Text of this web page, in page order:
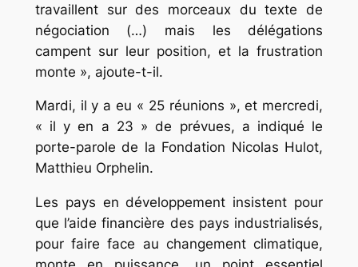
travaillent sur des morceaux du texte de
négociation (…) mais les délégations
campent sur leur position, et la frustration
monte », ajoute-t-il.
Mardi, il y a eu « 25 réunions », et mercredi,
« il y en a 23 » de prévues, a indiqué le
porte-parole de la Fondation Nicolas Hulot,
Matthieu Orphelin.
Les pays en développement insistent pour
que l’aide financière des pays industrialisés,
pour faire face au changement climatique,